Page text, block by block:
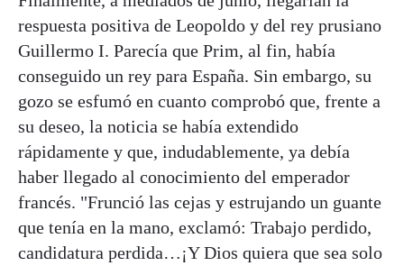
respuesta positiva de Leopoldo y del rey prusiano
Guillermo I. Parecía que Prim, al fin, había
conseguido un rey para España. Sin embargo, su
gozo se esfumó en cuanto comprobó que, frente a
su deseo, la noticia se había extendido
rápidamente y que, indudablemente, ya debía
haber llegado al conocimiento del emperador
francés. "Frunció las cejas y estrujando un guante
que tenía en la mano, exclamó: Trabajo perdido,
candidatura perdida…¡Y Dios quiera que sea solo